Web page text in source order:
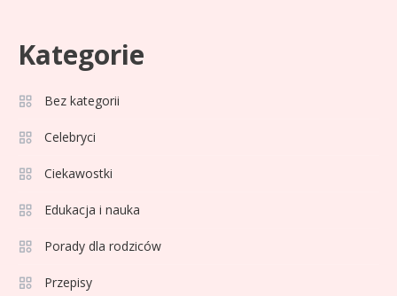
Kategorie
Bez kategorii
Celebryci
Ciekawostki
Edukacja i nauka
Porady dla rodziców
Przepisy
3 Sport
formy i statystyk
4 Sport
La Liga rankingi: Tabela,